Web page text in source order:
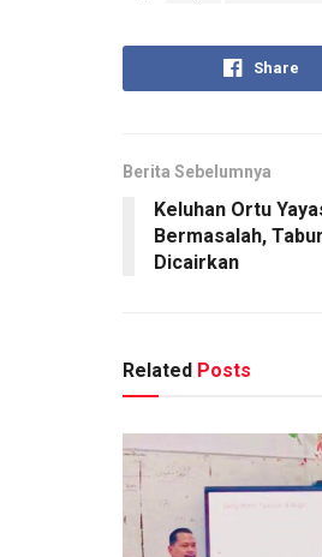
Share
Berita Sebelumnya
Keluhan Ortu
Bermasalah,
Dicairkan
Related Posts